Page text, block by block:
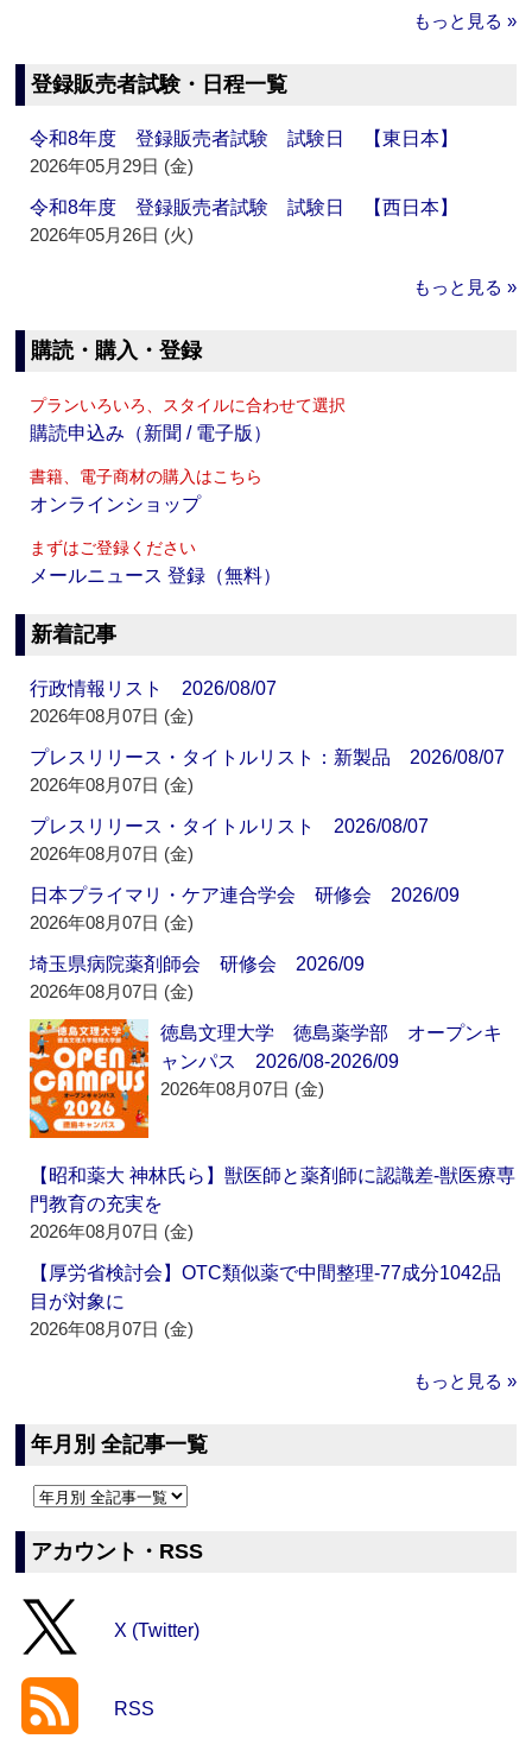
もっと見る »
登録販売者試験・日程一覧
令和8年度 登録販売者試験 試験日 【東日本】
2026年05月29日 (金)
令和8年度 登録販売者試験 試験日 【西日本】
2026年05月26日 (火)
もっと見る »
購読・購入・登録
プランいろいろ、スタイルに合わせて選択
購読申込み（新聞 / 電子版）
書籍、電子商材の購入はこちら
オンラインショップ
まずはご登録ください
メールニュース 登録（無料）
新着記事
行政情報リスト 2026/08/07
2026年08月07日 (金)
プレスリリース・タイトルリスト：新製品 2026/08/07
2026年08月07日 (金)
プレスリリース・タイトルリスト 2026/08/07
2026年08月07日 (金)
日本プライマリ・ケア連合学会 研修会 2026/09
2026年08月07日 (金)
埼玉県病院薬剤師会 研修会 2026/09
2026年08月07日 (金)
徳島文理大学 徳島薬学部 オープンキ
ャンパス 2026/08-2026/09
2026年08月07日 (金)
【昭和薬大 神林氏ら】獣医師と薬剤師に認識差‐獣医療専
門教育の充実を
2026年08月07日 (金)
【厚労省検討会】OTC類似薬で中間整理‐77成分1042品
目が対象に
2026年08月07日 (金)
もっと見る »
年月別 全記事一覧
アカウント・RSS
X (Twitter)
RSS